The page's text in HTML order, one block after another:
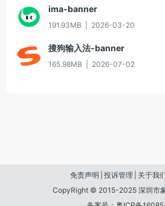
ima-banner
191.93MB 2026-03-20
搜狗输入法-banner
165.98MB 2026-07-02
免责声明 投诉管理 关于我
CopyRight © 2015-2025 深圳市